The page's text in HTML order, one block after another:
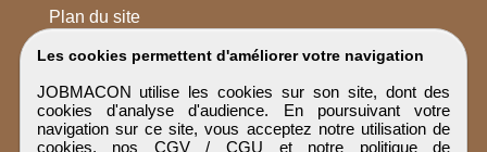
Les cookies permettent d'améliorer votre navigation
JOBMACON utilise les cookies sur son site, dont des
cookies d'analyse d'audience. En poursuivant votre
navigation sur ce site, vous acceptez notre utilisation de
cookies, nos CGV / CGU et notre politique de
Plan du site